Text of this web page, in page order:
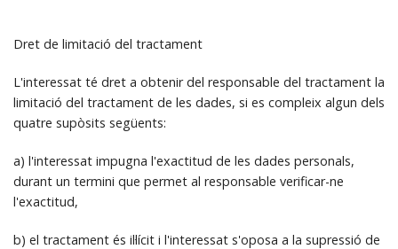
Dret de limitació del tractament
L'interessat té dret a obtenir del responsable del tractament la
limitació del tractament de les dades, si es compleix algun dels
quatre supòsits següents:
a) l'interessat impugna l'exactitud de les dades personals,
durant un termini que permet al responsable verificar-ne
l'exactitud,
b) el tractament és il·lícit i l'interessat s'oposa a la supressió de